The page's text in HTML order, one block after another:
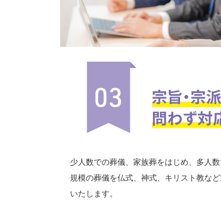
少人数での葬儀、家族葬をはじめ、多人
規模の葬儀を仏式、神式、キリスト教な
いたします。